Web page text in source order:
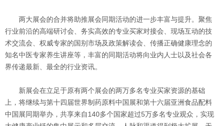
两大展会的合并将助推展会同期活动的进一步丰富与提升。聚焦
行业前沿的高端研讨会、务实高效的专业买家对接会、现场互动的技
术交流会、权威专家的国别市场及政策解读会、传播正确健康理念的
知名中医专家养生讲座等，丰富的同期活动将向业内人士以及社会各
界传递最新、最全的行业资讯。
新展会在立足于原有两个展会的两万多名专业买家资源的基础
上，将继续与第十四届世界制药原料中国展和第十六届亚洲食品配料
中国展同期举办，共享来自140多个国家超过5万多名专业观众，实现